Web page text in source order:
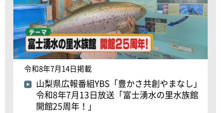
令和8年7月14日掲載
山梨県広報番組YBS「豊かさ共創やまなし」
令和8年7月13日放送「富士湧水の里水族館
開館25周年！」